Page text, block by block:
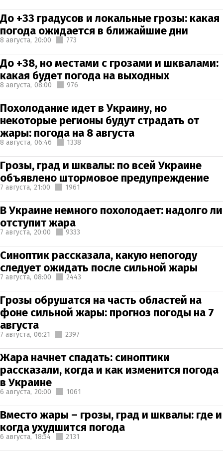
До +33 градусов и локальные грозы: какая
погода ожидается в ближайшие дни
8 августа, 20:00 773
До +38, но местами с грозами и шквалами:
какая будет погода на выходных
8 августа, 08:00 976
Похолодание идет в Украину, но
некоторые регионы будут страдать от
жары: погода на 8 августа
8 августа, 06:46 1338
Грозы, град и шквалы: по всей Украине
объявлено штормовое предупреждение
7 августа, 21:00 1961
В Украине немного похолодает: надолго ли
отступит жара
7 августа, 20:00 9333
Синоптик рассказала, какую непогоду
следует ожидать после сильной жары
7 августа, 08:00 2443
Грозы обрушатся на часть областей на
фоне сильной жары: прогноз погоды на 7
августа
7 августа, 06:21 2397
Жара начнет спадать: синоптики
рассказали, когда и как изменится погода
в Украине
6 августа, 20:00 1061
Вместо жары – грозы, град и шквалы: где и
когда ухудшится погода
6 августа, 18:54 2131